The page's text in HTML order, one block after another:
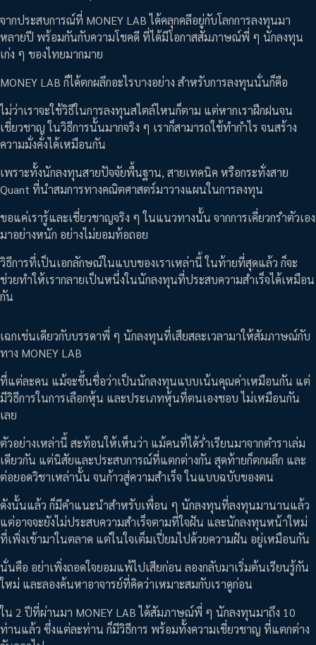
จากประสบการณ์ที่ MONEY LAB ได้คลุกคลีอยู่กับโลกการลงทุนมา
หลายปี พร้อมกันกับความโชคดี ที่ได้มีโอกาสสัมภาษณ์พี่ ๆ นักลงทุน
เก่ง ๆ ของไทยมากมาย
MONEY LAB ก็ได้ตกผลึกอะไรบางอย่าง สำหรับการลงทุนนั่นก็คือ
ไม่ว่าเราจะใช้วิธีในการลงทุนสไตล์ไหนก็ตาม แต่หากเราฝึกฝนจน
เชี่ยวชาญ ในวิธีการนั้นมากจริง ๆ เราก็สามารถใช้ทำกำไร จนสร้าง
ความมั่งคั่งได้เหมือนกัน
เพราะทั้งนักลงทุนสายปัจจัยพื้นฐาน, สายเทคนิค หรือกระทั่งสาย
Quant ที่นำสมการทางคณิตศาสตร์มาวางแผนในการลงทุน
ขอแค่เรารู้และเชี่ยวชาญจริง ๆ ในแนวทางนั้น จากการเคี่ยวกรำตัวเอง
มาอย่างหนัก อย่างไม่ยอมท้อถอย
วิธีการที่เป็นเอกลักษณ์ในแบบของเราเหล่านี้ ในท้ายที่สุดแล้ว ก็จะ
ช่วยทำให้เรากลายเป็นหนึ่งในนักลงทุนที่ประสบความสำเร็จได้เหมือน
กัน
เฉกเช่นเดียวกับบรรดาพี่ ๆ นักลงทุนที่เสียสละเวลามาให้สัมภาษณ์กับ
ทาง MONEY LAB
ที่แต่ละคน แม้จะขึ้นชื่อว่าเป็นนักลงทุนแบบเน้นคุณค่าเหมือนกัน แต่
มีวิธีการในการเลือกหุ้น และประเภทหุ้นที่ตนเองชอบ ไม่เหมือนกัน
เลย
ตัวอย่างเหล่านี้ สะท้อนให้เห็นว่า แม้คนที่ได้ร่ำเรียนมาจากตำราเล่ม
เดียวกัน แต่นิสัยและประสบการณ์ที่แตกต่างกัน สุดท้ายก็ตกผลึก และ
ต่อยอดวิชาเหล่านั้น จนก้าวสู่ความสำเร็จ ในแบบฉบับของตน
ดังนั้นแล้ว ก็มีคำแนะนำสำหรับเพื่อน ๆ นักลงทุนที่ลงทุนมานานแล้ว
แต่อาจจะยังไม่ประสบความสำเร็จตามที่ใจฝัน และนักลงทุนหน้าใหม่
ที่เพิ่งเข้ามาในตลาด แต่ในใจเต็มเปี่ยมไปด้วยความฝัน อยู่เหมือนกัน
นั่นคือ อย่าเพิ่งถอดใจยอมแพ้ไปเสียก่อน ลองกลับมาเริ่มต้นเรียนรู้กัน
ใหม่ และลองค้นหาอาจารย์ที่คิดว่าเหมาะสมกับเราดูก่อน
ใน 2 ปีที่ผ่านมา MONEY LAB ได้สัมภาษณ์พี่ ๆ นักลงทุนมาถึง 10
ท่านแล้ว ซึ่งแต่ละท่าน ก็มีวิธีการ พร้อมทั้งความเชี่ยวชาญ ที่แตกต่าง